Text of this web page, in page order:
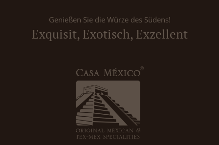
Genießen Sie die Würze des Südens!
Exquisit, Exotisch, Exzellent